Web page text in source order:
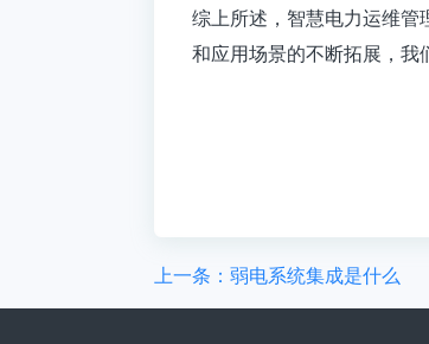
综上所述， 智慧电力运维管
和应用场景的不断拓展，我
上一条：弱电系统集成是什么